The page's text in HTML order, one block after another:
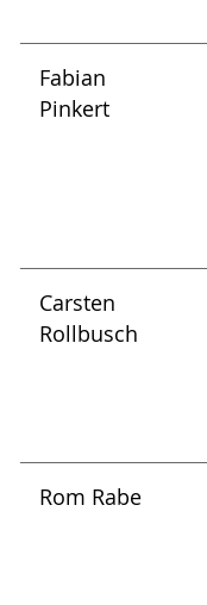
Fabian
Pinkert
Carsten
Rollbusch
Rom Rabe